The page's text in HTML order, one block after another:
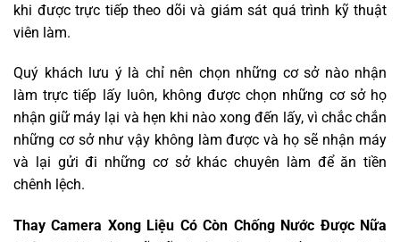
khi được trực tiếp theo dõi và giám sát quá trình kỹ thuật
viên làm.
Quý khách lưu ý là chỉ nên chọn những cơ sở nào nhận
làm trực tiếp lấy luôn, không được chọn những cơ sở họ
nhận giữ máy lại và hẹn khi nào xong đến lấy, vì chắc chắn
những cơ sở như vậy không làm được và họ sẽ nhận máy
và lại gửi đi những cơ sở khác chuyên làm để ăn tiền
chênh lệch.
Thay Camera Xong Liệu Có Còn Chống Nước Được Nữa